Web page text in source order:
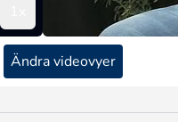
Ändra videovyer